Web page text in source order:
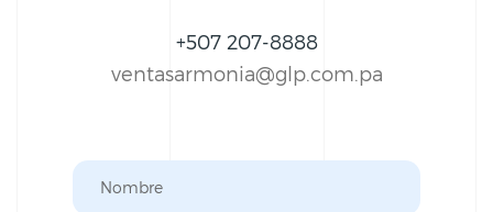
+507 207-8888
ventasarmonia@glp.com.pa